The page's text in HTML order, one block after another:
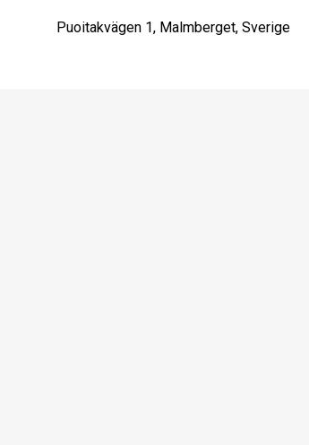
Puoitakvägen 1, Malmberget, Sverige